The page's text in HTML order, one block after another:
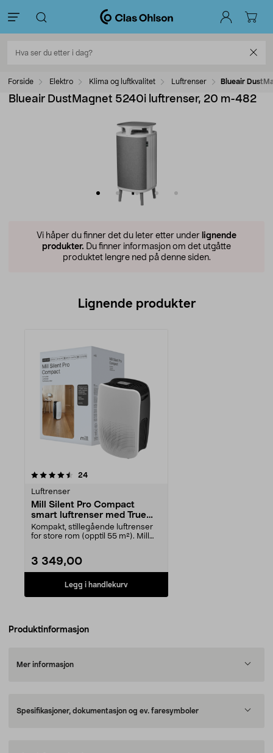
Forside Elektro Klima og luftkvalitet Luftrenser Blueair
Blueair DustMagnet 5240i luftrenser, 20 m-482
Vi håper du finner det du leter etter under lignende
produkter. Du finner informasjon om det utgåtte
produktet lengre ned på denne siden.
Lignende produkter
24anmeldelser
Luftrenser
Mill Silent Pro Compact
smart luftrenser med True
HEPA13-filter, 55 m2
Kompakt, stillegående luftrenser
for store rom (opptil 55 m²). Mill
3 349,00
Legg i handlekurv
Produktinformasjon
Mer informasjon
Spesifikasjoner, dokumentasjon og ev. faresymboler